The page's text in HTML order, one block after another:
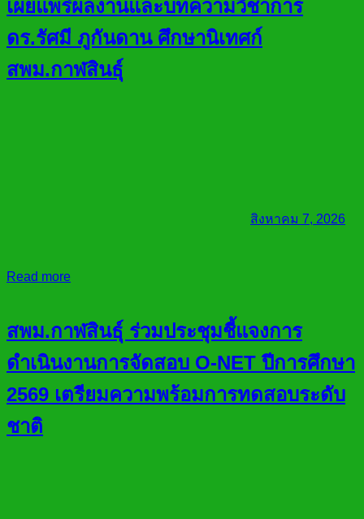
เผยแพร่ผลงานและบทความวิชาการ
ดร.รัศมี ภูกันดาน ศึกษานิเทศก์
สพม.กาฬสินธุ์
สิงหาคม 7, 2026
Read more
สพม.กาฬสินธุ์ ร่วมประชุมชี้แจงการ
ดำเนินงานการจัดสอบ O-NET ปีการศึกษา
2569 เตรียมความพร้อมการทดสอบระดับ
ชาติ